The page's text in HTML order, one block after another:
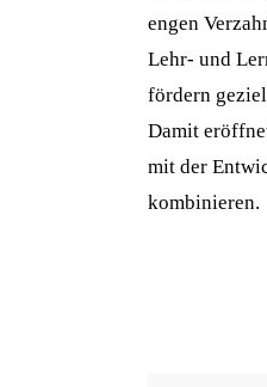
engen
Lehr- und
fördern
Damit
mit der
kombinieren.